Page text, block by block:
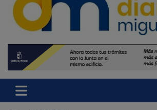
e
i
Diario de Miguelturra